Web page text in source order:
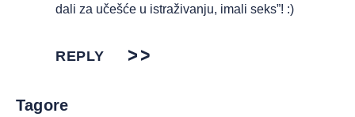
dali za učešće u istraživanju, imali seks”! :)
REPLY
Tagore